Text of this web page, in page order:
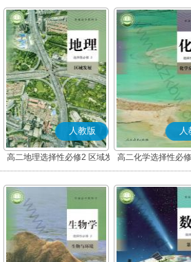
人教版
高二地理选择性必修2 区域发
展
人
高二化学选择性必
应原理